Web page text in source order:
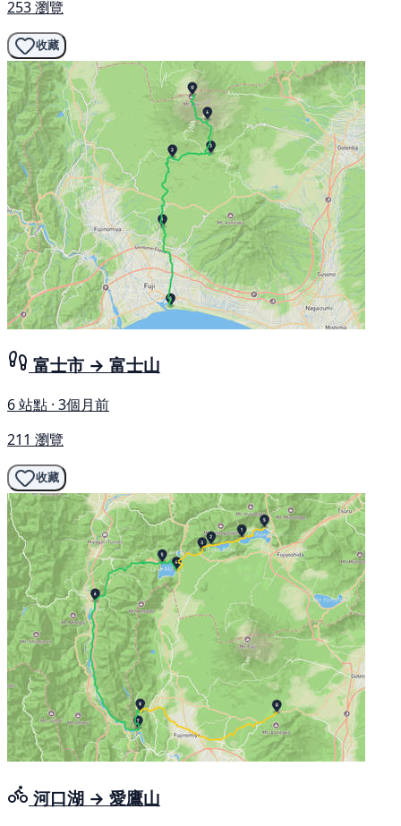
253 瀏覽
收藏
富士市 → 富士山
6 站點 · 3個月前
211 瀏覽
收藏
河口湖 → 愛鷹山